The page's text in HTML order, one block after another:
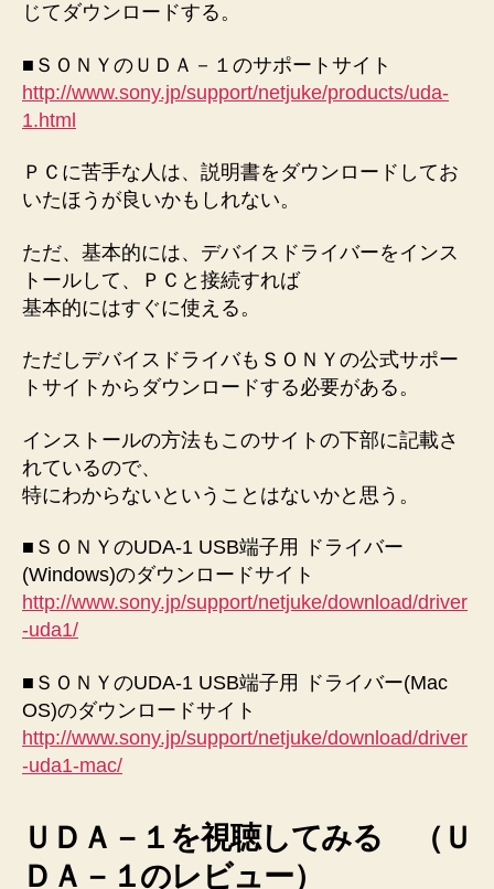
じてダウンロードする。
■ＳＯＮＹのＵＤＡ－１のサポートサイト
http://www.sony.jp/support/netjuke/products/uda-
1.html
ＰＣに苦手な人は、説明書をダウンロードしてお
いたほうが良いかもしれない。
ただ、基本的には、デバイスドライバーをインス
トールして、ＰＣと接続すれば
基本的にはすぐに使える。
ただしデバイスドライバもＳＯＮＹの公式サポー
トサイトからダウンロードする必要がある。
インストールの方法もこのサイトの下部に記載さ
れているので、
特にわからないということはないかと思う。
■ＳＯＮＹのUDA-1 USB端子用 ドライバー
(Windows)のダウンロードサイト
http://www.sony.jp/support/netjuke/download/driver
-uda1/
■ＳＯＮＹのUDA-1 USB端子用 ドライバー(Mac
OS)のダウンロードサイト
http://www.sony.jp/support/netjuke/download/driver
-uda1-mac/
ＵＤＡ－１を視聴してみる （Ｕ
ＤＡ－１のレビュー）